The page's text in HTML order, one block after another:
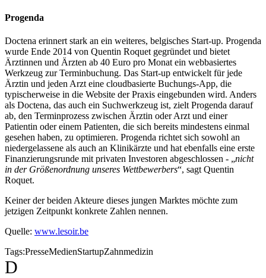
Progenda
Doctena erinnert stark an ein weiteres, belgisches Start-up. Progenda
wurde Ende 2014 von Quentin Roquet gegründet und bietet
Ärztinnen und Ärzten ab 40 Euro pro Monat ein webbasiertes
Werkzeug zur Terminbuchung. Das Start-up entwickelt für jede
Ärztin und jeden Arzt eine cloudbasierte Buchungs-App, die
typischerweise in die Website der Praxis eingebunden wird. Anders
als Doctena, das auch ein Suchwerkzeug ist, zielt Progenda darauf
ab, den Terminprozess zwischen Ärztin oder Arzt und einer
Patientin oder einem Patienten, die sich bereits mindestens einmal
gesehen haben, zu optimieren. Progenda richtet sich sowohl an
niedergelassene als auch an Klinikärzte und hat ebenfalls eine erste
Finanzierungsrunde mit privaten Investoren abgeschlossen - „nicht
in der Größenordnung unseres Wettbewerbers“, sagt Quentin
Roquet.
Keiner der beiden Akteure dieses jungen Marktes möchte zum
jetzigen Zeitpunkt konkrete Zahlen nennen.
Quelle: www.lesoir.be
Tags:PresseMedienStartupZahnmedizin
D